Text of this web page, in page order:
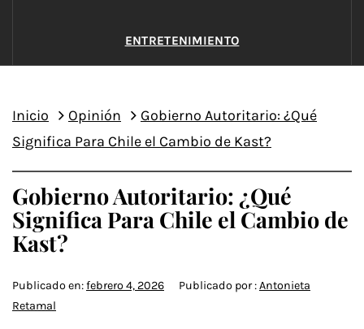
ENTRETENIMIENTO
Inicio Opinión
Gobierno Autoritario: ¿Qué
Significa Para Chile el Cambio de Kast?
Gobierno Autoritario: ¿Qué
Significa Para Chile el Cambio de
Kast?
Publicado en:febrero 4, 2026 Publicado por :Antonieta
Retamal